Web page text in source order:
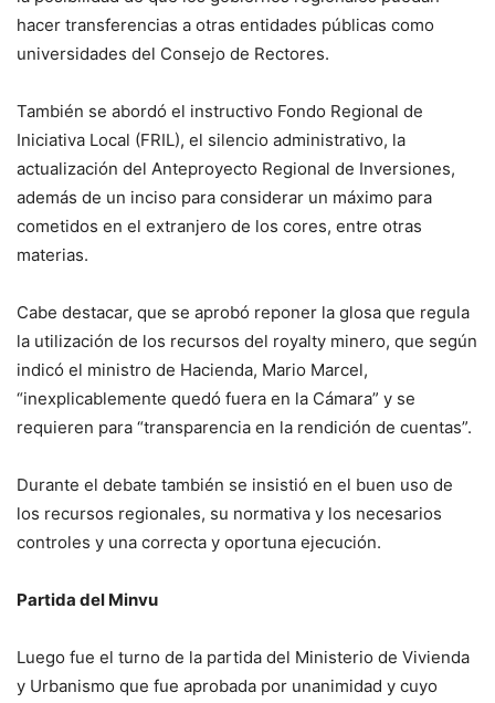
hacer transferencias a otras entidades públicas como
universidades del Consejo de Rectores.
También se abordó el instructivo Fondo Regional de
Iniciativa Local (FRIL), el silencio administrativo, la
actualización del Anteproyecto Regional de Inversiones,
además de un inciso para considerar un máximo para
cometidos en el extranjero de los cores, entre otras
materias.
Cabe destacar, que se aprobó reponer la glosa que regula
la utilización de los recursos del royalty minero, que según
indicó el ministro de Hacienda, Mario Marcel,
“inexplicablemente quedó fuera en la Cámara” y se
requieren para “transparencia en la rendición de cuentas”.
Durante el debate también se insistió en el buen uso de
los recursos regionales, su normativa y los necesarios
controles y una correcta y oportuna ejecución.
Partida del Minvu
Luego fue el turno de la partida del Ministerio de Vivienda
y Urbanismo que fue aprobada por unanimidad y cuyo